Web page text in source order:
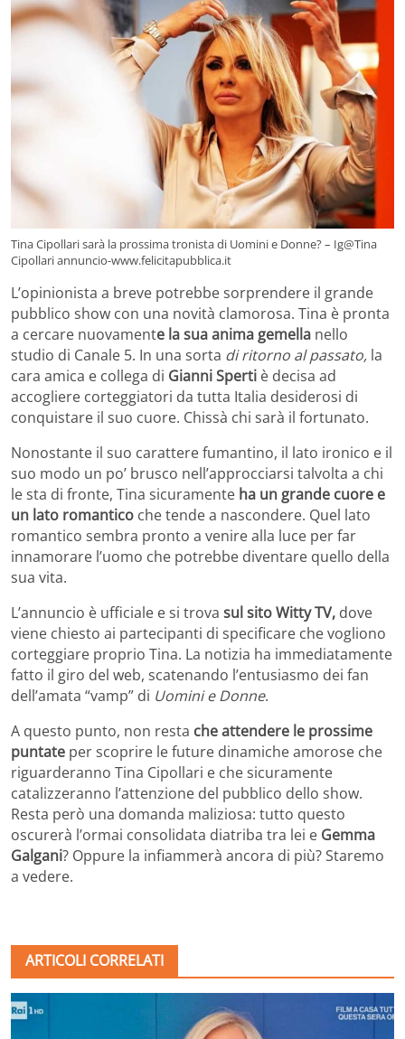
Tina Cipollari sarà la prossima tronista di Uomini e Donne? – Ig@Tina
Cipollari annuncio-www.felicitapubblica.it
L’opinionista a breve potrebbe sorprendere il grande
pubblico show con una novità clamorosa. Tina è pronta
a cercare nuovamente la sua anima gemella nello
studio di Canale 5. In una sorta di ritorno al passato, la
cara amica e collega di Gianni Sperti è decisa ad
accogliere corteggiatori da tutta Italia desiderosi di
conquistare il suo cuore. Chissà chi sarà il fortunato.
Nonostante il suo carattere fumantino, il lato ironico e il
suo modo un po’ brusco nell’approcciarsi talvolta a chi
le sta di fronte, Tina sicuramente ha un grande cuore e
un lato romantico che tende a nascondere. Quel lato
romantico sembra pronto a venire alla luce per far
innamorare l’uomo che potrebbe diventare quello della
sua vita.
L’annuncio è ufficiale e si trova sul sito Witty TV, dove
viene chiesto ai partecipanti di specificare che vogliono
corteggiare proprio Tina. La notizia ha immediatamente
fatto il giro del web, scatenando l’entusiasmo dei fan
dell’amata “vamp” di Uomini e Donne.
A questo punto, non resta che attendere le prossime
puntate per scoprire le future dinamiche amorose che
riguarderanno Tina Cipollari e che sicuramente
catalizzeranno l’attenzione del pubblico dello show.
Resta però una domanda maliziosa: tutto questo
oscurerà l’ormai consolidata diatriba tra lei e Gemma
Galgani? Oppure la infiammerà ancora di più? Staremo
a vedere.
ARTICOLI CORRELATI